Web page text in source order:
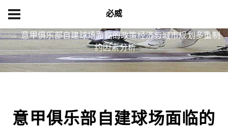
必威
意甲俱乐部自建球场面临的政策经济与城市规划多重制
约因素分析
意甲俱乐部自建球场面临的